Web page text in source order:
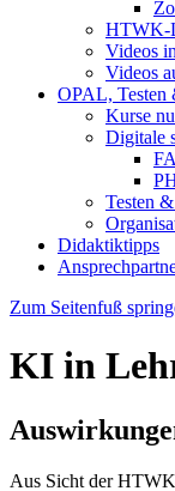
HTWK-
Videos
Videos
OPAL, Testen
Kurse
Digitale
Testen
Didaktiktipps
Zum Seitenfuß
KI in
Aus Sicht der